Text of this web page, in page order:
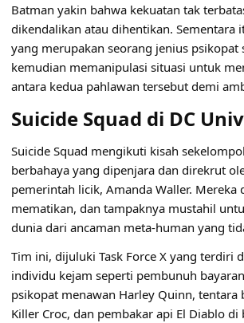
Batman yakin bahwa kekuatan tak
dikendalikan atau dihentikan. Sementara
yang merupakan seorang jenius
kemudian memanipulasi situasi untuk
antara kedua pahlawan tersebut demi
Suicide Squad di DC
Suicide Squad mengikuti kisah
berbahaya yang dipenjara dan direkrut
pemerintah licik, Amanda Waller. Mereka
mematikan, dan tampaknya mustahil
dunia dari ancaman meta-human yang
Tim ini, dijuluki Task Force X yang terdiri
individu kejam seperti pembunuh
psikopat menawan Harley Quinn, tentara
Killer Croc, dan pembakar api El Diablo